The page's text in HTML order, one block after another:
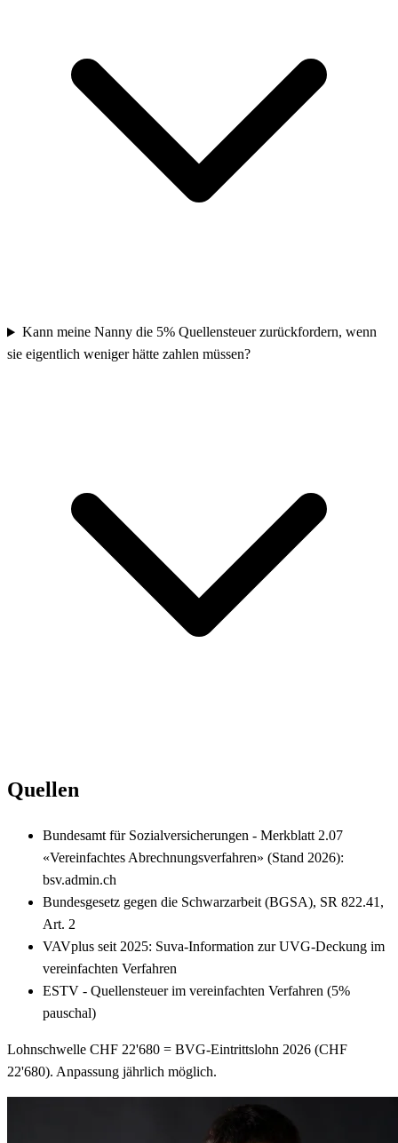
Kann meine Nanny die 5% Quellensteuer zurückfordern, wenn
sie eigentlich weniger hätte zahlen müssen?
Quellen
Bundesamt für Sozialversicherungen - Merkblatt 2.07
«Vereinfachtes Abrechnungsverfahren» (Stand 2026):
bsv.admin.ch
Bundesgesetz gegen die Schwarzarbeit (BGSA), SR 822.41,
Art. 2
VAVplus seit 2025: Suva-Information zur UVG-Deckung im
vereinfachten Verfahren
ESTV - Quellensteuer im vereinfachten Verfahren (5%
pauschal)
Lohnschwelle CHF 22'680 = BVG-Eintrittslohn 2026 (CHF
22'680). Anpassung jährlich möglich.